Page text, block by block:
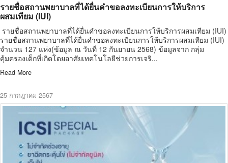
รายชื่อสถานพยาบาลที่ได้ยื่นคำขอลงทะเบียนการให้บริการ
ผสมเทียม (IUI)
รายชื่อสถานพยาบาลที่ได้ยื่นคำขอลงทะเบียนการให้บริการผสมเทียม (IUI)
รายชื่อสถานพยาบาลที่ได้ยื่นคำขอลงทะเบียนการให้บริการผสมเทียม (IUI)
จำนวน 127 แห่ง(ข้อมูล ณ วันที่ 12 กันยายน 2568) ข้อมูลจาก กลุ่ม
คุ้มครองเด็กที่เกิดโดยอาศัยเทคโนโลยีช่วยการเจริ...
Read More
25 กรกฎาคม 2567